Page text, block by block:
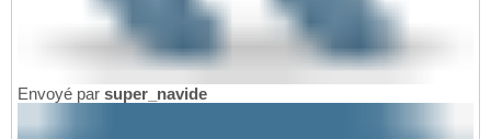
Envoyé par super_navide